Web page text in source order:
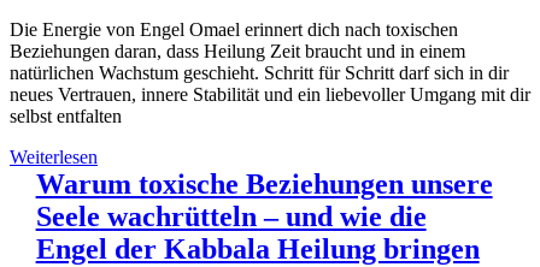
Die Energie von Engel Omael erinnert dich nach toxischen
Beziehungen daran, dass Heilung Zeit braucht und in einem
natürlichen Wachstum geschieht. Schritt für Schritt darf sich in dir
neues Vertrauen, innere Stabilität und ein liebevoller Umgang mit dir
selbst entfalten
Weiterlesen
Warum toxische Beziehungen unsere
Seele wachrütteln – und wie die
Engel der Kabbala Heilung bringen